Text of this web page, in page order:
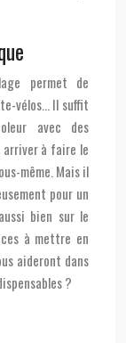
permet de
vélos… Il suffit
avec des
arriver à faire le
même. Mais il
pour un
bien sur le
à mettre en
aideront dans
?